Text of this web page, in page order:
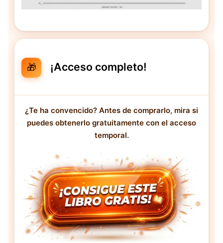
🎁 ¡Acceso completo!
¿Te ha convencido? Antes de comprarlo, mira si
puedes obtenerlo gratuitamente con el acceso
temporal.